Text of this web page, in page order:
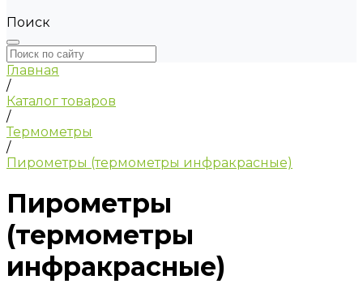
Поиск
Главная
/
Каталог товаров
/
Термометры
/
Пирометры (термометры инфракрасные)
Пирометры
(термометры
инфракрасные)